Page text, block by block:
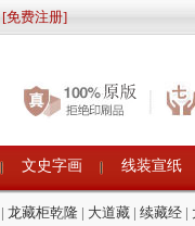
[免费注册]
文史字画 线装宣纸
| 龙藏柜乾隆 | 大道藏 | 续藏经 |